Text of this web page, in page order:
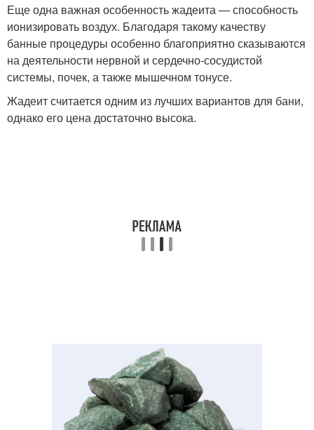
Еще одна важная особенность жадеита — способность
ионизировать воздух. Благодаря такому качеству
банные процедуры особенно благоприятно сказываются
на деятельности нервной и сердечно-сосудистой
системы, почек, а также мышечном тонусе.
Жадеит считается одним из лучших вариантов для бани,
однако его цена достаточно высока.